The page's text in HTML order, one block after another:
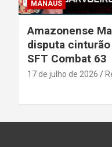
MANAUS
Amazonense
disputa
SFT Combat 63
17 de julho de 2026